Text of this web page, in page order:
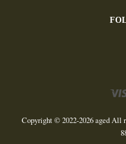
Copyright © 2022-2026 aged